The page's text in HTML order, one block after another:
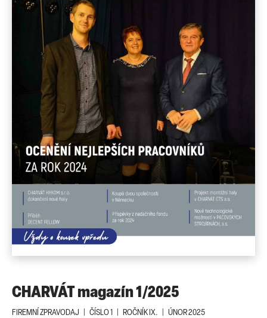
CHARVÁT magazín 1/2025
FIREMNÍ ZPRAVODAJ ČÍSLO 1 ROČNÍK IX. ÚNOR 2025